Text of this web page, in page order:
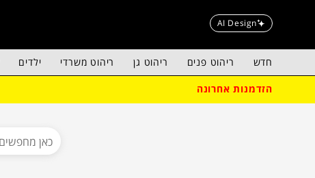
AI Design
חדש ריהוט פנים ריהוט גן ריהוט משרדי ילדים
הזדמנות אחרונה